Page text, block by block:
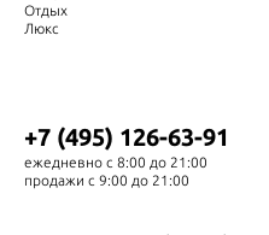
Отдых
Люкс
+7 (495) 126-63-91
ежедневно с 8:00 до 21:00
продажи с 9:00 до 21:00